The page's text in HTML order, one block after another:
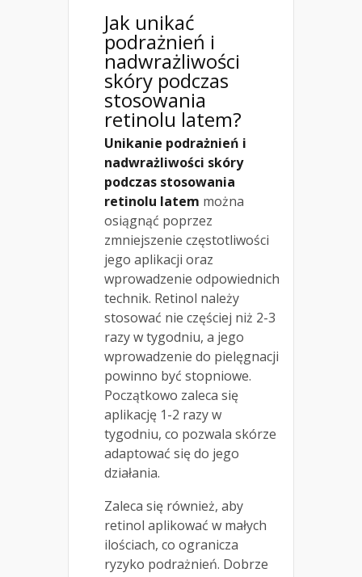
Jak unikać
podrażnień i
nadwrażliwości
skóry podczas
stosowania
retinolu latem?
Unikanie podrażnień i
nadwrażliwości skóry
podczas stosowania
retinolu latem można
osiągnąć poprzez
zmniejszenie częstotliwości
jego aplikacji oraz
wprowadzenie odpowiednich
technik. Retinol należy
stosować nie częściej niż 2-3
razy w tygodniu, a jego
wprowadzenie do pielęgnacji
powinno być stopniowe.
Początkowo zaleca się
aplikację 1-2 razy w
tygodniu, co pozwala skórze
adaptować się do jego
działania.
Zaleca się również, aby
retinol aplikować w małych
ilościach, co ogranicza
ryzyko podrażnień. Dobrze